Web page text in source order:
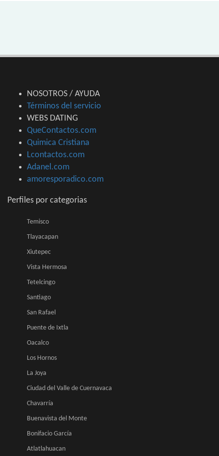
NOSOTROS / AYUDA
Términos del servicio
WEBS DATING
QueContactos.com
Quimica Cristiana
Lcontactos.com
Adanel.com
amoresporadico.com
Perfiles por categorias
Temisco
Tlayacapan
Xiutepec
Vista Hermosa
Tetelcingo
Santiago
San Rafael
Puente de Ixtla
Oacalco
Los Hornos
La Joya
Ciudad del Valle de Cuernavaca
Chavarría
Buenavista del Monte
Bonifacio García
Atlatlahuacan